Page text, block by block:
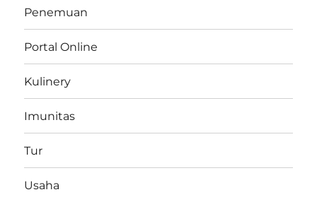
Penemuan
Portal Online
Kulinery
Imunitas
Tur
Usaha